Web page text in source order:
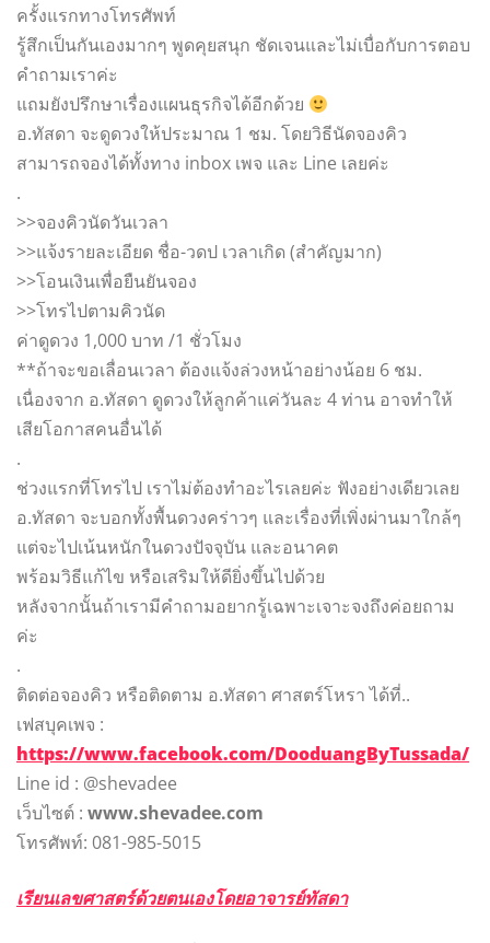
ครั้งแรกทางโทรศัพท์
รู้สึกเป็นกันเองมากๆ พูดคุยสนุก ชัดเจนและไม่เบื่อกับการตอบ
คำถามเราค่ะ
แถมยังปรึกษาเรื่องแผนธุรกิจได้อีกด้วย
อ.ทัสดา จะดูดวงให้ประมาณ 1 ชม. โดยวิธีนัดจองคิว
สามารถจองได้ทั้งทาง inbox เพจ และ Line เลยค่ะ
.
>>จองคิวนัดวันเวลา
>>แจ้งรายละเอียด ชื่อ-วดป เวลาเกิด (สำคัญมาก)
>>โอนเงินเพื่อยืนยันจอง
>>โทรไปตามคิวนัด
ค่าดูดวง 1,000 บาท /1 ชั่วโมง
**ถ้าจะขอเลื่อนเวลา ต้องแจ้งล่วงหน้าอย่างน้อย 6 ชม.
เนื่องจาก อ.ทัสดา ดูดวงให้ลูกค้าแค่วันละ 4 ท่าน อาจทำให้
เสียโอกาสคนอื่นได้
.
ช่วงแรกที่โทรไป เราไม่ต้องทำอะไรเลยค่ะ ฟังอย่างเดียวเลย
อ.ทัสดา จะบอกทั้งพื้นดวงคร่าวๆ และเรื่องที่เพิ่งผ่านมาใกล้ๆ
แต่จะไปเน้นหนักในดวงปัจจุบัน และอนาคต
พร้อมวิธีแก้ไข หรือเสริมให้ดียิ่งขึ้นไปด้วย
หลังจากนั้นถ้าเรามีคำถามอยากรู้เฉพาะเจาะจงถึงค่อยถาม
ค่ะ
.
ติดต่อจองคิว หรือติดตาม อ.ทัสดา ศาสตร์โหรา ได้ที่..
เฟสบุคเพจ :
https://www.facebook.com/DooduangByTussada/
Line id : @shevadee
เว็บไซต์ : www.shevadee.com
โทรศัพท์: 081-985-5015
เรียนเลขศาสตร์ด้วยตนเองโดยอาจารย์ทัสดา